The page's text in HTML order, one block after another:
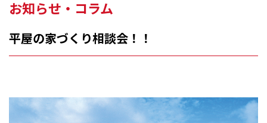
お知らせ・コラム
平屋の家づくり相談会！！